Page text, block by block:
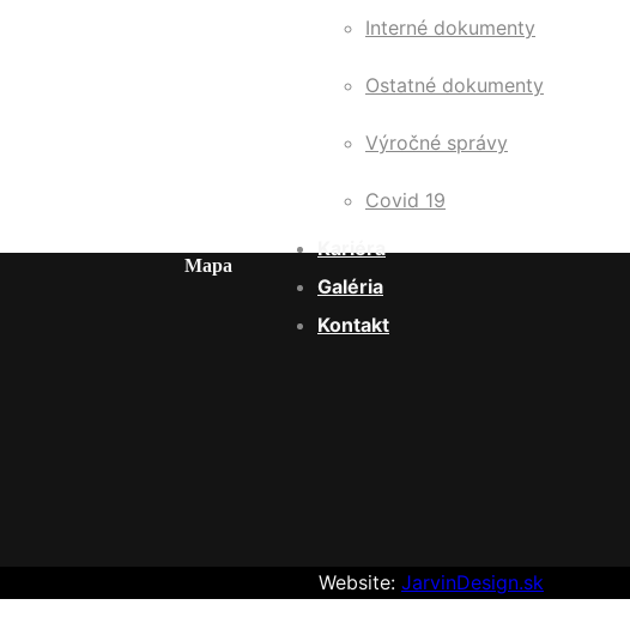
Interné dokumenty
Ostatné dokumenty
Výročné správy
Covid 19
Kariéra
Galéria
Kontakt
Mapa
Website: JarvinDesign.sk